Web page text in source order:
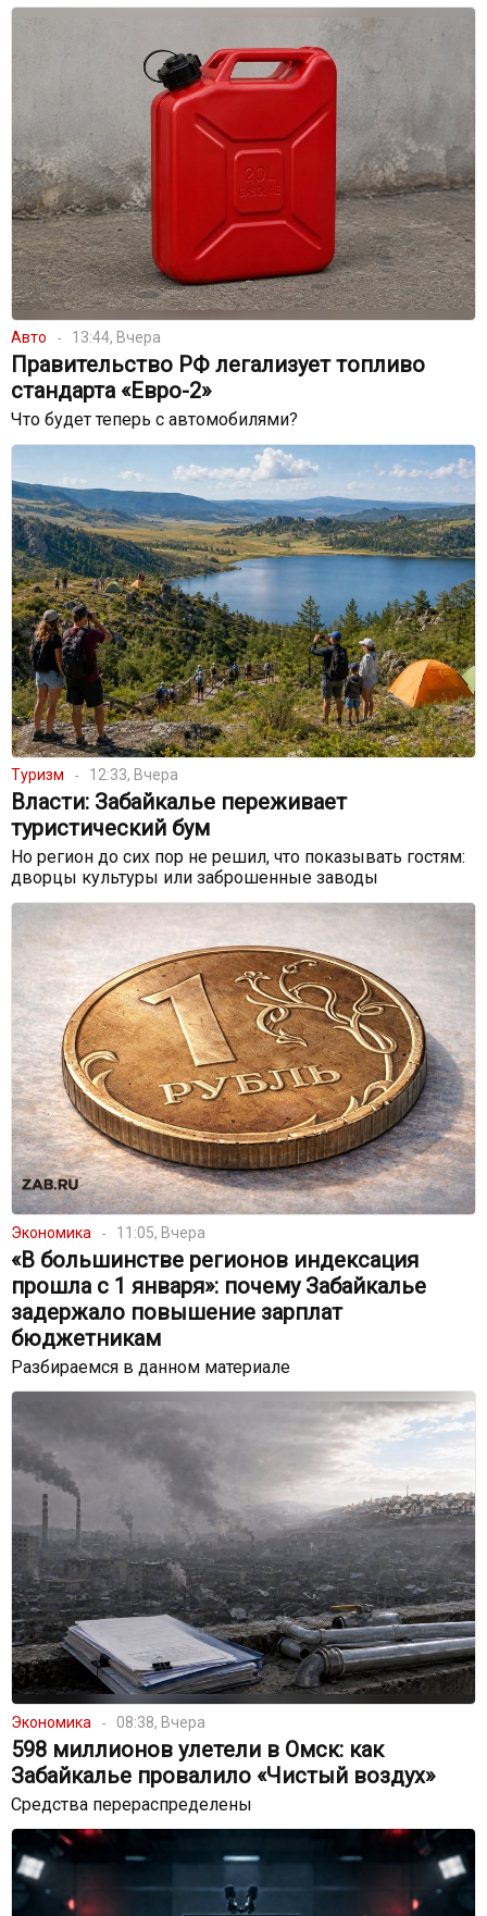
Авто 13:44, Вчера
Правительство РФ легализует топливо
стандарта «Евро-2»
Что будет теперь с автомобилями?
Туризм 12:33, Вчера
Власти: Забайкалье переживает
туристический бум
Но регион до сих пор не решил, что показывать гостям:
дворцы культуры или заброшенные заводы
Экономика 11:05, Вчера
«В большинстве регионов индексация
прошла с 1 января»: почему Забайкалье
задержало повышение зарплат
бюджетникам
Разбираемся в данном материале
Экономика 08:38, Вчера
598 миллионов улетели в Омск: как
Забайкалье провалило «Чистый воздух»
Средства перераспределены